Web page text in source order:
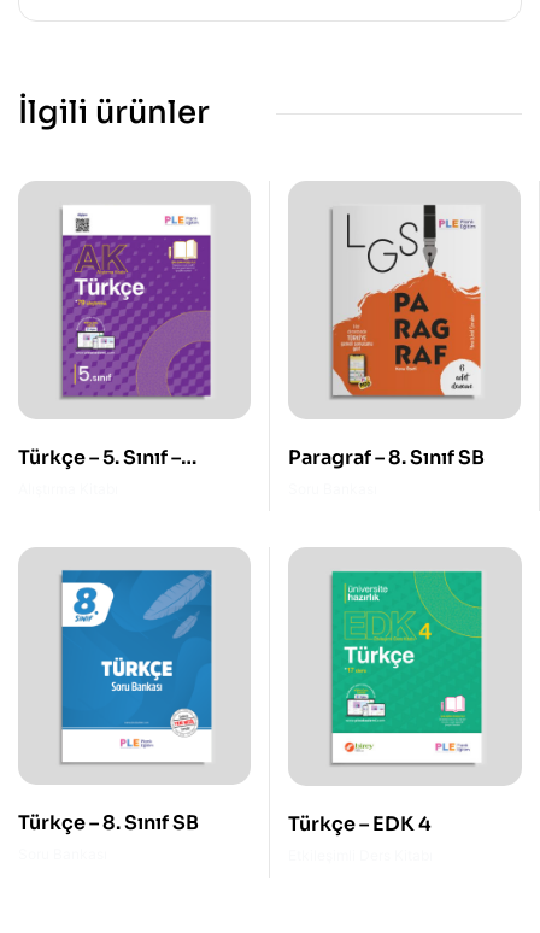
İlgili ürünler
Türkçe – 5. Sınıf –
Paragraf – 8. Sınıf SB
Türkçe – 8. Sınıf SB Türkçe – EDK 4